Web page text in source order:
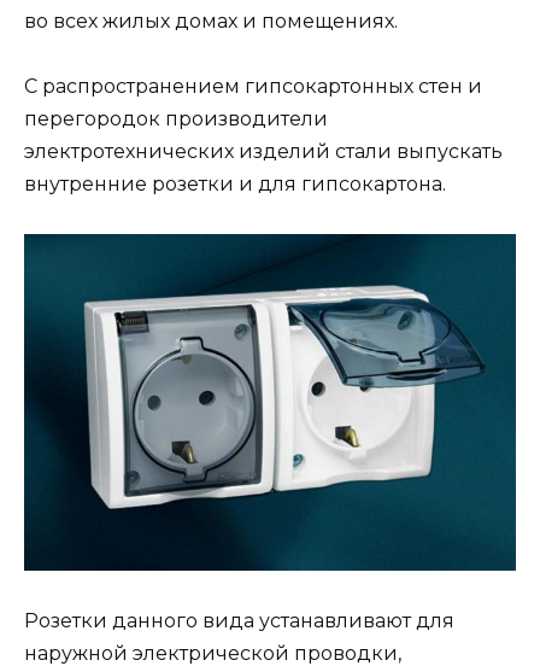
во всех жилых домах и помещениях.
С распространением гипсокартонных стен и
перегородок производители
электротехнических изделий стали выпускать
внутренние розетки и для гипсокартона.
Розетки данного вида устанавливают для
наружной электрической проводки,